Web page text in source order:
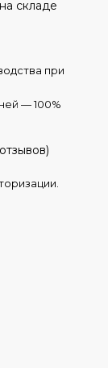
складе
при
— 100%